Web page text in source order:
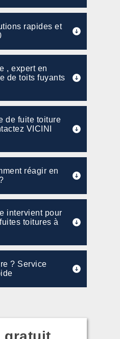
rapides et
, expert en
de toits fuyants
de fuite toiture
VICINI
réagir en
intervient pour
toitures à
? Service